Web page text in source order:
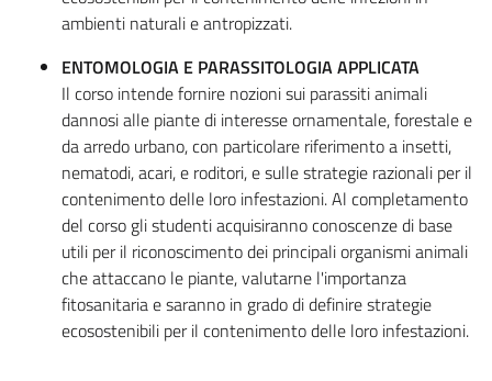
ambienti naturali e antropizzati.
ENTOMOLOGIA E PARASSITOLOGIA APPLICATA
Il corso intende fornire nozioni sui parassiti animali
dannosi alle piante di interesse ornamentale, forestale e
da arredo urbano, con particolare riferimento a insetti,
nematodi, acari, e roditori, e sulle strategie razionali per il
contenimento delle loro infestazioni. Al completamento
del corso gli studenti acquisiranno conoscenze di base
utili per il riconoscimento dei principali organismi animali
che attaccano le piante, valutarne l'importanza
fitosanitaria e saranno in grado di definire strategie
ecosostenibili per il contenimento delle loro infestazioni.